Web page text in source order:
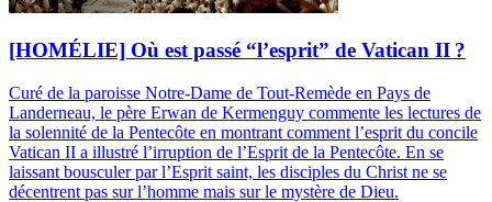
[HOMÉLIE] Où est passé “l’esprit” de Vatican II ?
Curé de la paroisse Notre-Dame de Tout-Remède en Pays de
Landerneau, le père Erwan de Kermenguy commente les lectures de
la solennité de la Pentecôte en montrant comment l’esprit du concile
Vatican II a illustré l’irruption de l’Esprit de la Pentecôte. En se
laissant bousculer par l’Esprit saint, les disciples du Christ ne se
décentrent pas sur l’homme mais sur le mystère de Dieu.